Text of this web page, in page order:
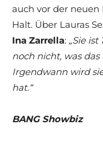
auch vor der
Halt. Über Lauras
Ina Zarrella: „Sie ist
noch nicht, was
Irgendwann wird
hat.“
BANG Showbiz